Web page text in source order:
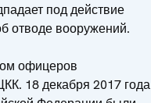
под действие
отводе вооружений.
офицеров
18 декабря 2017 года